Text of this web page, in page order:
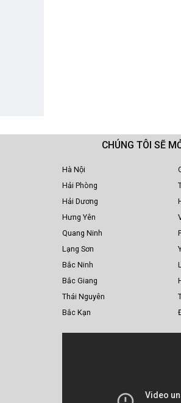
CHÚNG TÔI SẼ
Hà Nội
Hải Phòng
Hải Dương
Hưng Yên
Quang Ninh
Lạng Sơn
Bắc Ninh
Bắc Giang
Thái Nguyên
Bắc Kạn